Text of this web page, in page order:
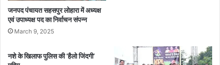
जनपद पंचायत सहसपुर लोहारा में अध्यक्ष
एवं उपाध्यक्ष पद का निर्वाचन संपन्न
March 9, 2025
नशे के खिलाफ पुलिस की ‘हैलो जिंदगी’